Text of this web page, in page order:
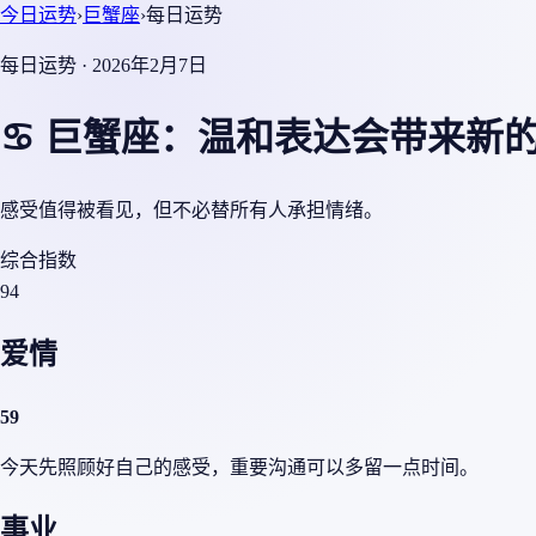
今日运势›巨蟹座›每日运势
每日运势 · 2026年2月7日
♋ 巨蟹座：温和表达会带来新
感受值得被看见，但不必替所有人承担情绪。
综合指数
94
爱情
59
今天先照顾好自己的感受，重要沟通可以多留一点时间。
事业